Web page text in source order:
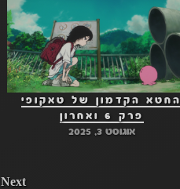
החטא הקדמון של טאקופי
פרק 6 ואחרון
אוגוסט 3, 2025
Next